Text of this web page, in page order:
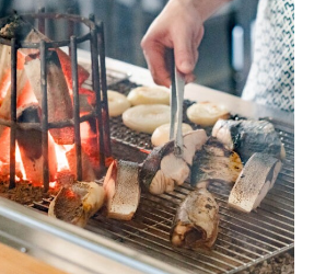
問い合わせ